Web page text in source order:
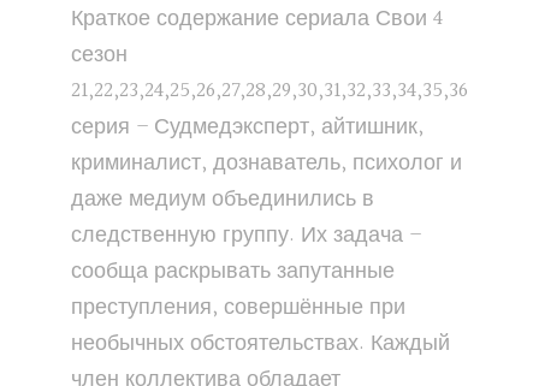
Краткое содержание сериала Свои 4
сезон
21,22,23,24,25,26,27,28,29,30,31,32,33,34,35,36
серия – Судмедэксперт, айтишник,
криминалист, дознаватель, психолог и
даже медиум объединились в
следственную группу. Их задача –
сообща раскрывать запутанные
преступления, совершённые при
необычных обстоятельствах. Каждый